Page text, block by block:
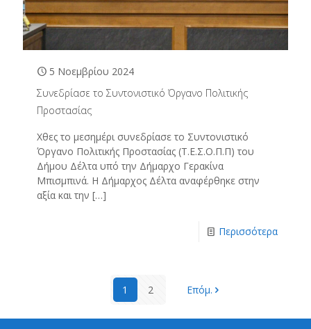
5 Νοεμβρίου 2024
Συνεδρίασε το Συντονιστικό Όργανο Πολιτικής
Προστασίας
Χθες το μεσημέρι συνεδρίασε το Συντονιστικό
Όργανο Πολιτικής Προστασίας (Τ.Ε.Σ.Ο.Π.Π) του
Δήμου Δέλτα υπό την Δήμαρχο Γερακίνα
Μπισμπινά. Η Δήμαρχος Δέλτα αναφέρθηκε στην
αξία και την […]
Περισσότερα
1 2 Επόμ.